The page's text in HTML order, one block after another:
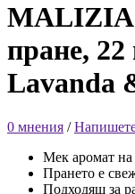
MALIZIA
пране, 22
Lavanda
0 мнения /
Мек аромат на
Прането е
Подходящ за